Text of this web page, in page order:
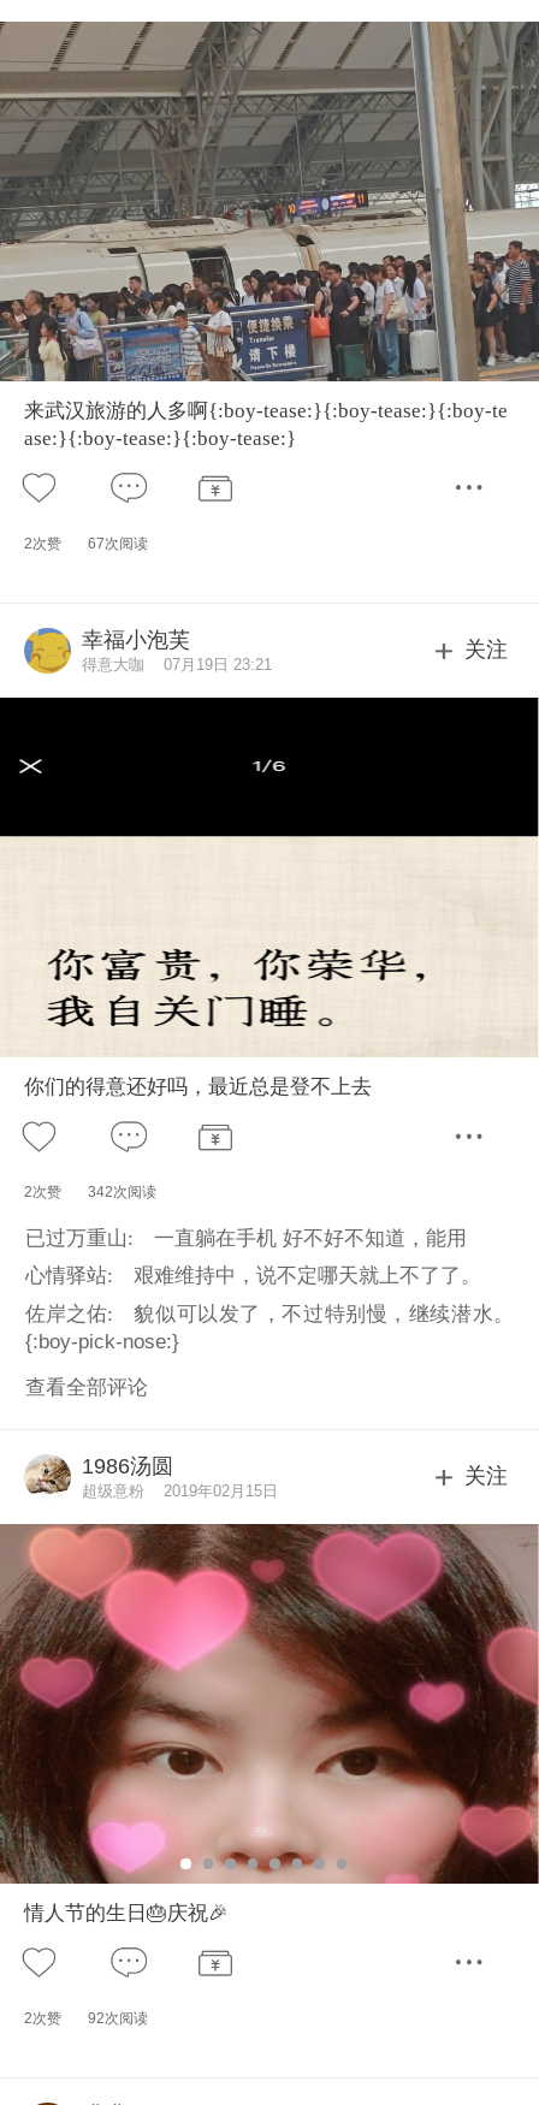
来武汉旅游的人多啊{:boy-tease:}{:boy-tease:}{:boy-te
ase:}{:boy-tease:}{:boy-tease:}
2次赞 67次阅读
幸福小泡芙
得意大咖 07月19日 23:21
关注
你们的得意还好吗，最近总是登不上去
2次赞 342次阅读
已过万重山:
一直躺在手机 好不好不知道，能用
心情驿站:
艰难维持中，说不定哪天就上不了了。
佐岸之佑:
貌似可以发了，不过特别慢，继续潜水。
{:boy-pick-nose:}
查看全部评论
1986汤圆
超级意粉 2019年02月15日
关注
情人节的生日🎂庆祝🎉
2次赞 92次阅读